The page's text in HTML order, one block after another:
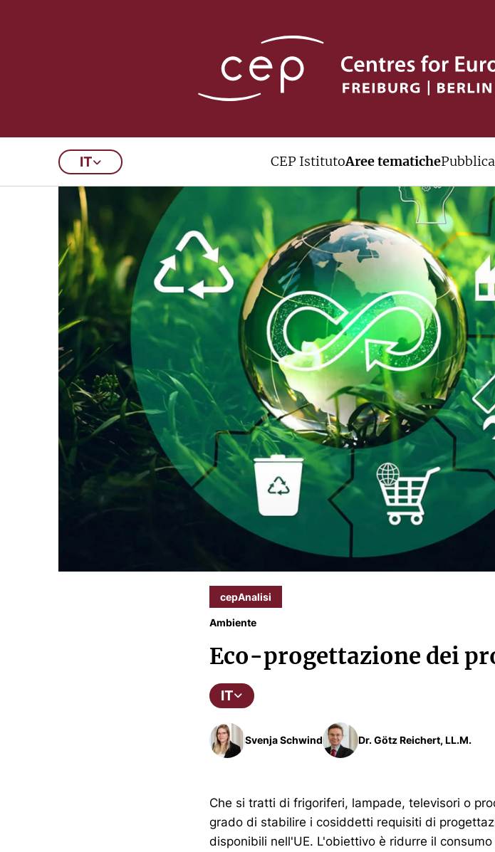
IT CEP IstitutoAree tematiche
cepAnalisi
Ambiente
Eco-progettazione dei
IT
Svenja Schwind Dr. Götz Reichert, LL.M.
Che si tratti di frigoriferi, lampade, televisori o
grado di stabilire i cosiddetti requisiti di
disponibili nell'UE. L'obiettivo è ridurre il